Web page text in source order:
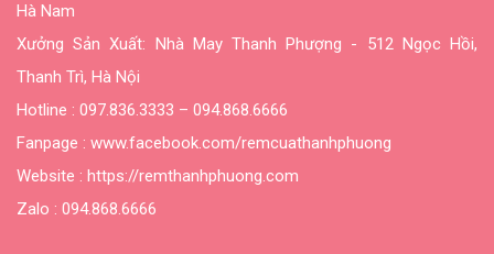
Hà Nam
Xưởng Sản Xuất: Nhà May Thanh Phượng - 512 Ngọc Hồi,
Thanh Trì, Hà Nội
Hotline : 097.836.3333 – 094.868.6666
Fanpage : www.facebook.com/remcuathanhphuong
Website : https://remthanhphuong.com
Zalo : 094.868.6666